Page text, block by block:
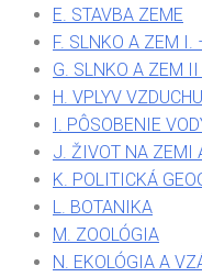
E. STAVBA ZEME
F. SLNKO A ZEM I.
G. SLNKO A ZEM
H. VPLYV VZDUCHU
I. PÔSOBENIE
J. ŽIVOT NA ZEMI
K. POLITICKÁ
L. BOTANIKA
M. ZOOLÓGIA
N. EKOLÓGIA A